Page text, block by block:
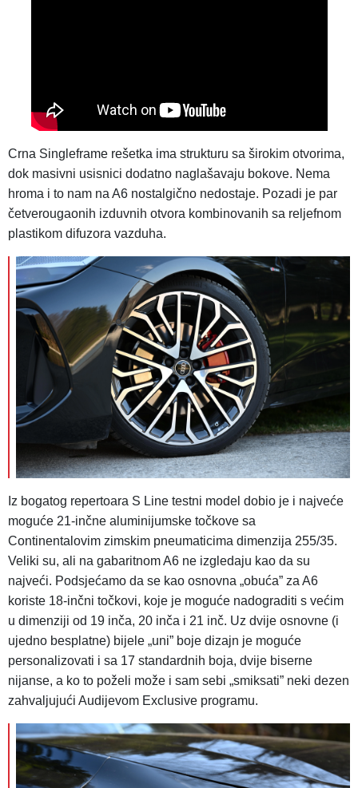
Crna Singleframe rešetka ima strukturu sa širokim otvorima,
dok masivni usisnici dodatno naglašavaju bokove. Nema
hroma i to nam na A6 nostalgično nedostaje. Pozadi je par
četverougaonih izduvnih otvora kombinovanih sa reljefnom
plastikom difuzora vazduha.
Iz bogatog repertoara S Line testni model dobio je i najveće
moguće 21-inčne aluminijumske točkove sa
Continentalovim zimskim pneumaticima dimenzija 255/35.
Veliki su, ali na gabaritnom A6 ne izgledaju kao da su
najveći. Podsjećamo da se kao osnovna „obuća” za A6
koriste 18-inčni točkovi, koje je moguće nadograditi s većim
u dimenziji od 19 inča, 20 inča i 21 inč. Uz dvije osnovne (i
ujedno besplatne) bijele „uni” boje dizajn je moguće
personalizovati i sa 17 standardnih boja, dvije biserne
nijanse, a ko to poželi može i sam sebi „smiksati” neki dezen
zahvaljujući Audijevom Exclusive programu.